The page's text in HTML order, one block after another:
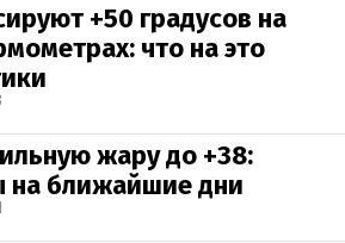
+50 градусов на
что на это
жару до +38:
на ближайшие дни